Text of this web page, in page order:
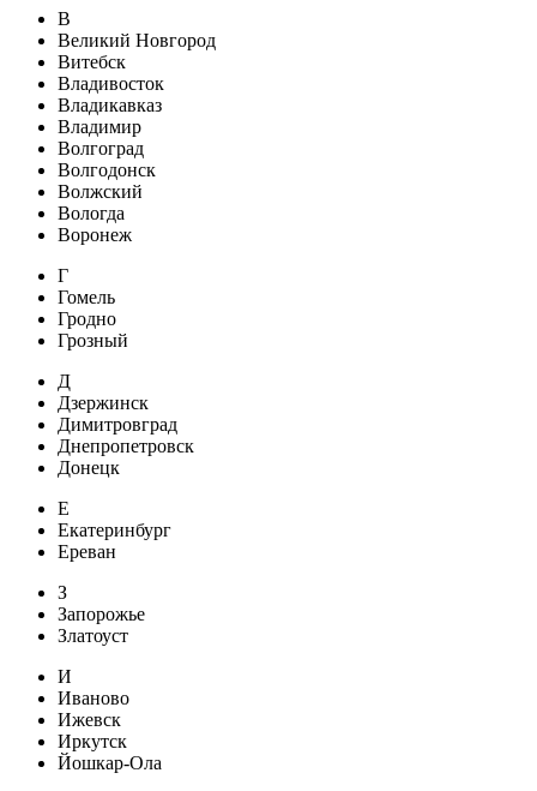
В
Великий Новгород
Витебск
Владивосток
Владикавказ
Владимир
Волгоград
Волгодонск
Волжский
Вологда
Воронеж
Г
Гомель
Гродно
Грозный
Д
Дзержинск
Димитровград
Днепропетровск
Донецк
Е
Екатеринбург
Ереван
З
Запорожье
Златоуст
И
Иваново
Ижевск
Иркутск
Йошкар-Ола